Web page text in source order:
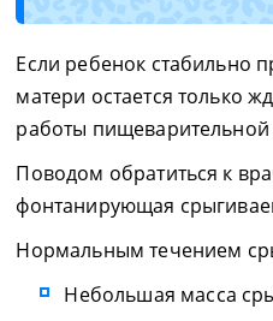
Если ребенок стабильно
матери остается только
работы пищеварительной
Поводом обратиться к
фонтанирующая
Нормальным течением
Небольшая масса